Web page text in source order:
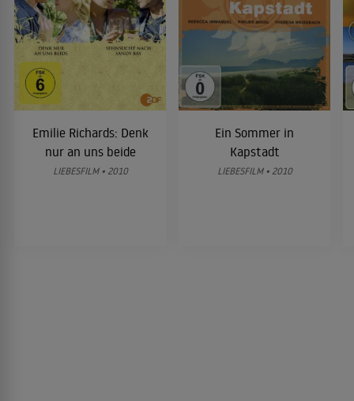
Emilie Richards: Denk
nur an uns beide
LIEBESFILM • 2010
Ein Sommer in
Kapstadt
LIEBESFILM • 2010